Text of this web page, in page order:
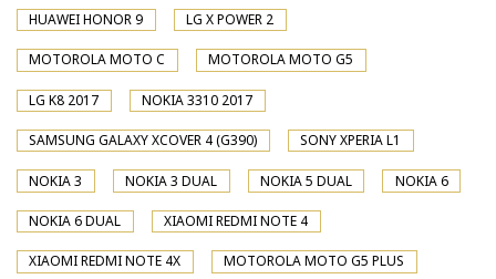
HUAWEI HONOR 9 LG X POWER 2
MOTOROLA MOTO C MOTOROLA MOTO G5
LG K8 2017 NOKIA 3310 2017
SAMSUNG GALAXY XCOVER 4 (G390) SONY XPERIA L1
NOKIA 3 NOKIA 3 DUAL NOKIA 5 DUAL NOKIA 6
NOKIA 6 DUAL XIAOMI REDMI NOTE 4
XIAOMI REDMI NOTE 4X MOTOROLA MOTO G5 PLUS